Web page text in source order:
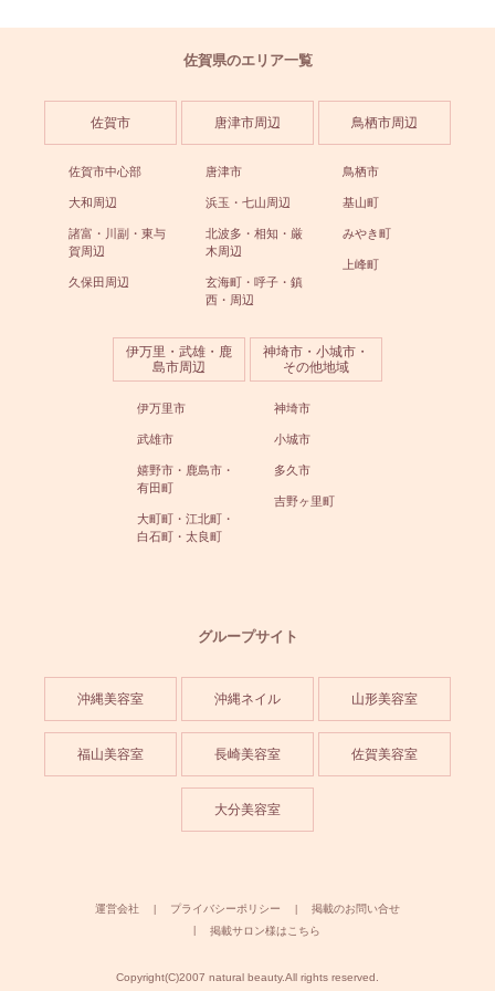
佐賀県のエリア一覧
佐賀市
佐賀市中心部
大和周辺
諸富・川副・東与
賀周辺
久保田周辺
唐津市周辺
唐津市
浜玉・七山周辺
北波多・相知・厳
木周辺
玄海町・呼子・鎮
西・周辺
鳥栖市周辺
鳥栖市
基山町
みやき町
上峰町
伊万里・武雄・鹿
島市周辺
伊万里市
武雄市
嬉野市・鹿島市・
有田町
大町町・江北町・
白石町・太良町
神埼市・小城市・
その他地域
神埼市
小城市
多久市
吉野ヶ里町
グループサイト
沖縄美容室 沖縄ネイル 山形美容室
福山美容室 長崎美容室 佐賀美容室
大分美容室
運営会社 プライバシーポリシー
掲載のお問い合せ
掲載サロン様はこちら
Copyright(C)2007 natural beauty.All rights reserved.